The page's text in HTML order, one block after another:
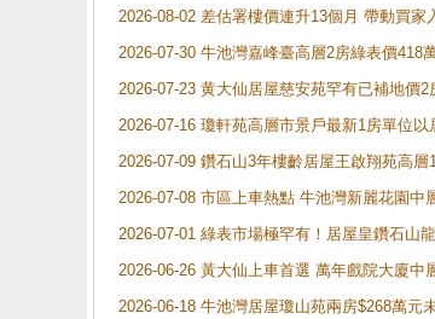
2026-08-02 差估署樓價連升13個月 帶動買
2026-07-30 牛池灣嘉峰臺高層2房綠表價418
2026-07-23 黄大仙居屋慈安苑罕有已補地價
2026-07-16 瓊軒苑高層市景戶最新1房單位
2026-07-09 鑽石山3年樓齡居屋王啟翔苑高
2026-07-08 市區上車熱點 牛池灣新麗花園
2026-07-01 綠表市場極罕有！居屋皇鑽石山
2026-06-26 黃大仙上車首選 萬年戲院大廈
2026-06-18 牛池灣居屋瓊山苑兩房$268萬元